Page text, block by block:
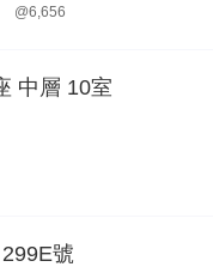
@6,656
中層 10室
號